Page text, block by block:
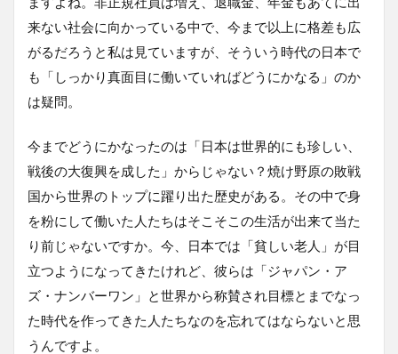
来ない社会に向かっている中で、今まで以上に格差も広
がるだろうと私は見ていますが、そういう時代の日本で
も「しっかり真面目に働いていればどうにかなる」のか
は疑問。
今までどうにかなったのは「日本は世界的にも珍しい、
戦後の大復興を成した」からじゃない？焼け野原の敗戦
国から世界のトップに躍り出た歴史がある。その中で身
を粉にして働いた人たちはそこそこの生活が出来て当た
り前じゃないですか。今、日本では「貧しい老人」が目
立つようになってきたけれど、彼らは「ジャパン・ア
ズ・ナンバーワン」と世界から称賛され目標とまでなっ
た時代を作ってきた人たちなのを忘れてはならないと思
うんですよ。